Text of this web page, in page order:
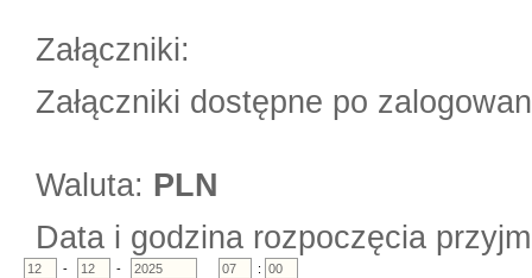
Załączniki:
Załączniki dostępne po
Waluta: PLN
Data i godzina rozpoczęcia
- - :